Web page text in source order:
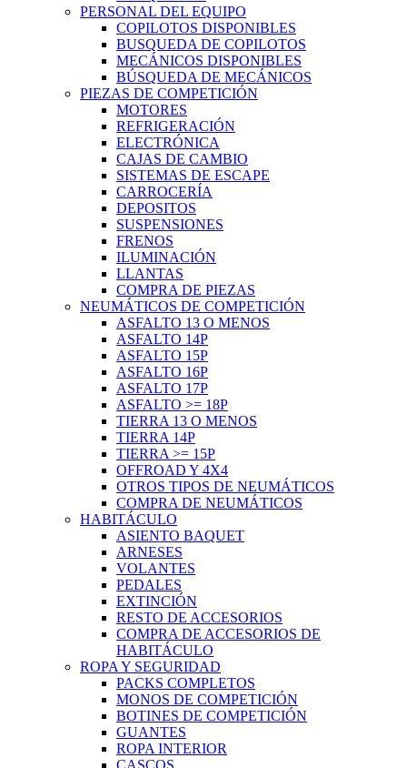
PERSONAL DEL EQUIPO
COPILOTOS DISPONIBLES
BUSQUEDA DE COPILOTOS
MECÁNICOS DISPONIBLES
BÚSQUEDA DE MECÁNICOS
PIEZAS DE COMPETICIÓN
MOTORES
REFRIGERACIÓN
ELECTRÓNICA
CAJAS DE CAMBIO
SISTEMAS DE ESCAPE
CARROCERÍA
DEPOSITOS
SUSPENSIONES
FRENOS
ILUMINACIÓN
LLANTAS
COMPRA DE PIEZAS
NEUMÁTICOS DE COMPETICIÓN
ASFALTO 13 O MENOS
ASFALTO 14P
ASFALTO 15P
ASFALTO 16P
ASFALTO 17P
ASFALTO >= 18P
TIERRA 13 O MENOS
TIERRA 14P
TIERRA >= 15P
OFFROAD Y 4X4
OTROS TIPOS DE NEUMÁTICOS
COMPRA DE NEUMÁTICOS
HABITÁCULO
ASIENTO BAQUET
ARNESES
VOLANTES
PEDALES
EXTINCIÓN
RESTO DE ACCESORIOS
COMPRA DE ACCESORIOS DE
HABITÁCULO
ROPA Y SEGURIDAD
PACKS COMPLETOS
MONOS DE COMPETICIÓN
BOTINES DE COMPETICIÓN
GUANTES
ROPA INTERIOR
CASCOS